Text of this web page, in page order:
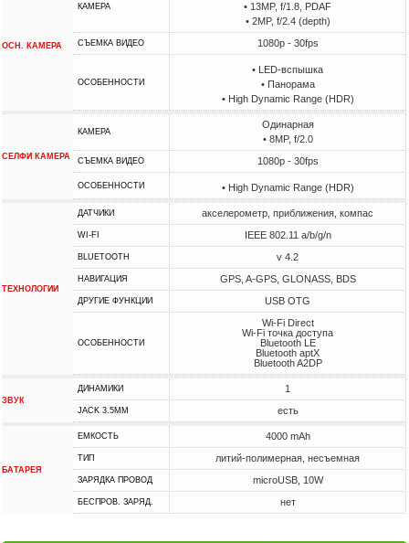
ОСН. КАМЕРА
КАМЕРА
• 13MP, f/1.8, PDAF
• 2MP, f/2.4 (depth)
СЪЕМКА ВИДЕО 1080p - 30fps
ОСОБЕННОСТИ
• LED-вспышка
• Панорама
• High Dynamic Range (HDR)
СЕЛФИ КАМЕРА
КАМЕРА
Одинарная
• 8MP, f/2.0
СЪЕМКА ВИДЕО 1080p - 30fps
ОСОБЕННОСТИ • High Dynamic Range (HDR)
ТЕХНОЛОГИИ
ДАТЧИКИ акселерометр, приближения, компас
WI-FI IEEE 802.11 a/b/g/n
BLUETOOTH v 4.2
НАВИГАЦИЯ GPS, A-GPS, GLONASS, BDS
ДРУГИЕ ФУНКЦИИ USB OTG
ОСОБЕННОСТИ
Wi-Fi Direct
Wi-Fi точка доступа
Bluetooth LE
Bluetooth aptX
Bluetooth A2DP
ЗВУК
ДИНАМИКИ 1
JACK 3.5MM есть
БАТАРЕЯ
ЕМКОСТЬ 4000 mAh
ТИП литий-полимерная, несъемная
ЗАРЯДКА ПРОВОД microUSB, 10W
БЕСПРОВ. ЗАРЯД. нет